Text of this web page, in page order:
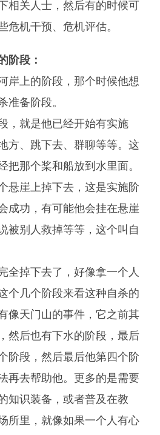
相关人士，然后有的时候可
危机干预、危机评估。
阶段：
岸上的阶段，那个时候他想
准备阶段。
，就是他已经开始有实施
方、跳下去、群聊等等。这
把那个桨和船放到水里面。
悬崖上掉下去，这是实施阶
成功，有可能他会挂在悬崖
被别人救掉等等，这个叫自
全掉下去了，好像拿一个人
个几个阶段来看这种自杀的
像天门山的事件，它之前其
然后也有下水的阶段，最后
阶段，然后最后他第四个阶
再去帮助他。更多的是需要
知识装备，或者普及在教
所里，就像如果一个人有心